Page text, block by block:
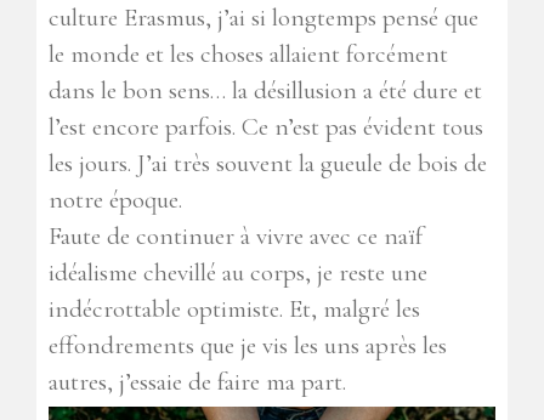
culture Erasmus, j’ai si longtemps pensé que
le monde et les choses allaient forcément
dans le bon sens… la désillusion a été dure et
l’est encore parfois. Ce n’est pas évident tous
les jours. J’ai très souvent la gueule de bois de
notre époque.
Faute de continuer à vivre avec ce naïf
idéalisme chevillé au corps, je reste une
indécrottable optimiste. Et, malgré les
effondrements que je vis les uns après les
autres, j’essaie de faire ma part.